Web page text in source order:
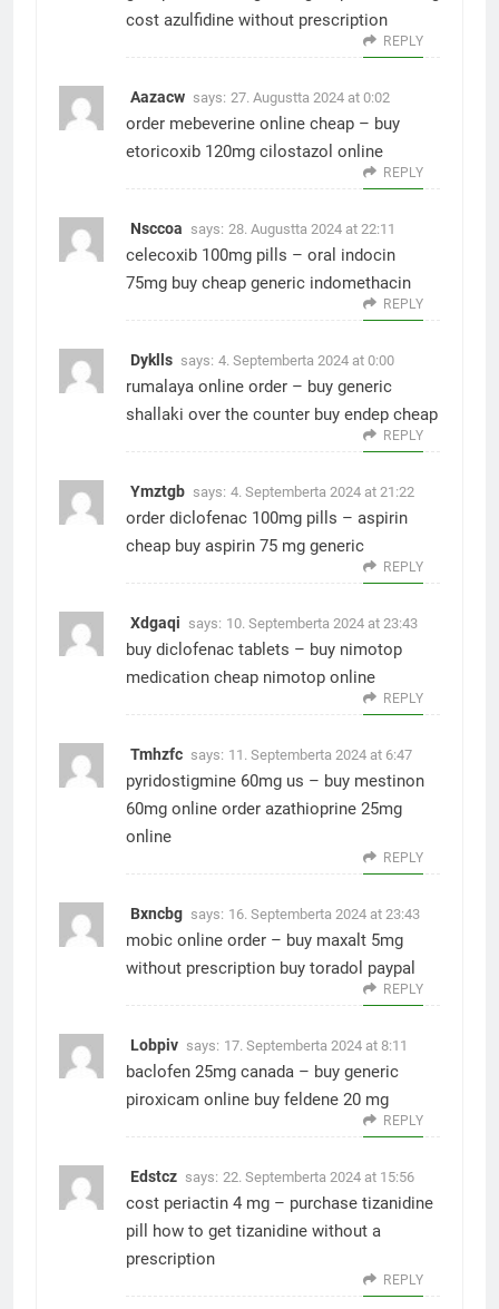
cost azulfidine without prescription
REPLY
Aazacw says: 27. Augustta 2024 at 0:02
order mebeverine online cheap – buy
etoricoxib 120mg cilostazol online
REPLY
Nsccoa says: 28. Augustta 2024 at 22:11
celecoxib 100mg pills – oral indocin
75mg buy cheap generic indomethacin
REPLY
Dyklls says: 4. Septemberta 2024 at 0:00
rumalaya online order – buy generic
shallaki over the counter buy endep cheap
REPLY
Ymztgb says: 4. Septemberta 2024 at 21:22
order diclofenac 100mg pills – aspirin
cheap buy aspirin 75 mg generic
REPLY
Xdgaqi says: 10. Septemberta 2024 at 23:43
buy diclofenac tablets – buy nimotop
medication cheap nimotop online
REPLY
Tmhzfc says: 11. Septemberta 2024 at 6:47
pyridostigmine 60mg us – buy mestinon
60mg online order azathioprine 25mg
online
REPLY
Bxncbg says: 16. Septemberta 2024 at 23:43
mobic online order – buy maxalt 5mg
without prescription buy toradol paypal
REPLY
Lobpiv says: 17. Septemberta 2024 at 8:11
baclofen 25mg canada – buy generic
piroxicam online buy feldene 20 mg
REPLY
Edstcz says: 22. Septemberta 2024 at 15:56
cost periactin 4 mg – purchase tizanidine
pill
how to get tizanidine without a
prescription
REPLY